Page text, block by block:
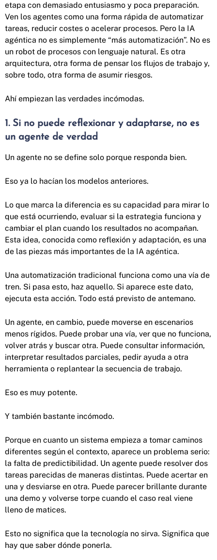
etapa con demasiado entusiasmo y poca preparación.
Ven los agentes como una forma rápida de automatizar
tareas, reducir costes o acelerar procesos. Pero la IA
agéntica no es simplemente “más automatización”. No es
un robot de procesos con lenguaje natural. Es otra
arquitectura, otra forma de pensar los flujos de trabajo y,
sobre todo, otra forma de asumir riesgos.
Ahí empiezan las verdades incómodas.
1. Si no puede reflexionar y adaptarse, no es
un agente de verdad
Un agente no se define solo porque responda bien.
Eso ya lo hacían los modelos anteriores.
Lo que marca la diferencia es su capacidad para mirar lo
que está ocurriendo, evaluar si la estrategia funciona y
cambiar el plan cuando los resultados no acompañan.
Esta idea, conocida como reflexión y adaptación, es una
de las piezas más importantes de la IA agéntica.
Una automatización tradicional funciona como una vía de
tren. Si pasa esto, haz aquello. Si aparece este dato,
ejecuta esta acción. Todo está previsto de antemano.
Un agente, en cambio, puede moverse en escenarios
menos rígidos. Puede probar una vía, ver que no funciona,
volver atrás y buscar otra. Puede consultar información,
interpretar resultados parciales, pedir ayuda a otra
herramienta o replantear la secuencia de trabajo.
Eso es muy potente.
Y también bastante incómodo.
Porque en cuanto un sistema empieza a tomar caminos
diferentes según el contexto, aparece un problema serio:
la falta de predictibilidad. Un agente puede resolver dos
tareas parecidas de maneras distintas. Puede acertar en
una y desviarse en otra. Puede parecer brillante durante
una demo y volverse torpe cuando el caso real viene
lleno de matices.
Esto no significa que la tecnología no sirva. Significa que
hay que saber dónde ponerla.